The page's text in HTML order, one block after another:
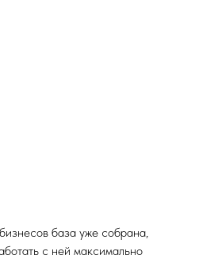
база уже собрана,
с ней максимально